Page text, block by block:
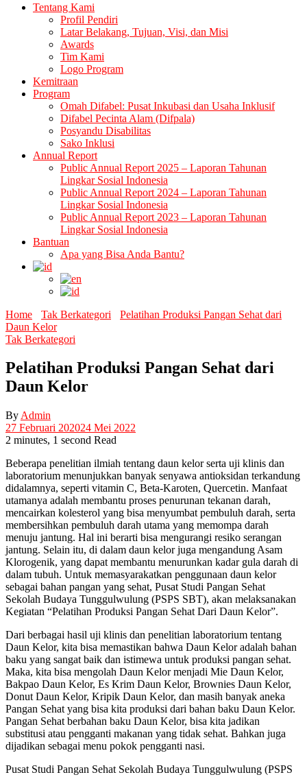
Tentang Kami
Profil Pendiri
Latar Belakang, Tujuan, Visi, dan Misi
Awards
Tim Kami
Logo Program
Kemitraan
Program
Omah Difabel: Pusat Inkubasi dan Usaha Inklusif
Difabel Pecinta Alam (Difpala)
Posyandu Disabilitas
Sako Inklusi
Annual Report
Public Annual Report 2025 – Laporan Tahunan
Lingkar Sosial Indonesia
Public Annual Report 2024 – Laporan Tahunan
Lingkar Sosial Indonesia
Public Annual Report 2023 – Laporan Tahunan
Lingkar Sosial Indonesia
Bantuan
Apa yang Bisa Anda Bantu?
Home Tak Berkategori
Pelatihan Produksi Pangan Sehat dari
Daun Kelor
Tak Berkategori
Pelatihan Produksi Pangan Sehat dari
Daun Kelor
By Admin
27 Februari 202024 Mei 2022
2 minutes, 1 second Read
Beberapa penelitian ilmiah tentang daun kelor serta uji klinis dan
laboratorium menunjukkan banyak senyawa antioksidan terkandung
didalamnya, seperti vitamin C, Beta-Karoten, Quercetin. Manfaat
utamanya adalah membantu proses penurunan tekanan darah,
mencairkan kolesterol yang bisa menyumbat pembuluh darah, serta
membersihkan pembuluh darah utama yang memompa darah
menuju jantung. Hal ini berarti bisa mengurangi resiko serangan
jantung. Selain itu, di dalam daun kelor juga mengandung Asam
Klorogenik, yang dapat membantu menurunkan kadar gula darah di
dalam tubuh. Untuk memasyarakatkan penggunaan daun kelor
sebagai bahan pangan yang sehat, Pusat Studi Pangan Sehat
Sekolah Budaya Tunggulwulung (PSPS SBT), akan melaksanakan
Kegiatan “Pelatihan Produksi Pangan Sehat Dari Daun Kelor”.
Dari berbagai hasil uji klinis dan penelitian laboratorium tentang
Daun Kelor, kita bisa memastikan bahwa Daun Kelor adalah bahan
baku yang sangat baik dan istimewa untuk produksi pangan sehat.
Maka, kita bisa mengolah Daun Kelor menjadi Mie Daun Kelor,
Bakpao Daun Kelor, Es Krim Daun Kelor, Brownies Daun Kelor,
Donut Daun Kelor, Kripik Daun Kelor, dan masih banyak aneka
Pangan Sehat yang bisa kita produksi dari bahan baku Daun Kelor.
Pangan Sehat berbahan baku Daun Kelor, bisa kita jadikan
substitusi atau pengganti makanan yang tidak sehat. Bahkan juga
dijadikan sebagai menu pokok pengganti nasi.
Pusat Studi Pangan Sehat Sekolah Budaya Tunggulwulung (PSPS